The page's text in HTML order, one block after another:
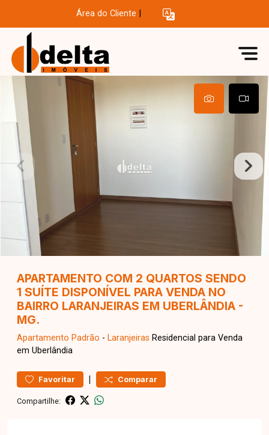
Área do Cliente
APARTAMENTO COM 2 QUARTOS SENDO
1 SUÍTE DISPONÍVEL PARA VENDA NO
BAIRRO LARANJEIRAS EM UBERLÂNDIA -
MG.
Apartamento Padrão - Laranjeiras Residencial para Venda
em Uberlândia
Favoritar | Comparar
Compartilhe: